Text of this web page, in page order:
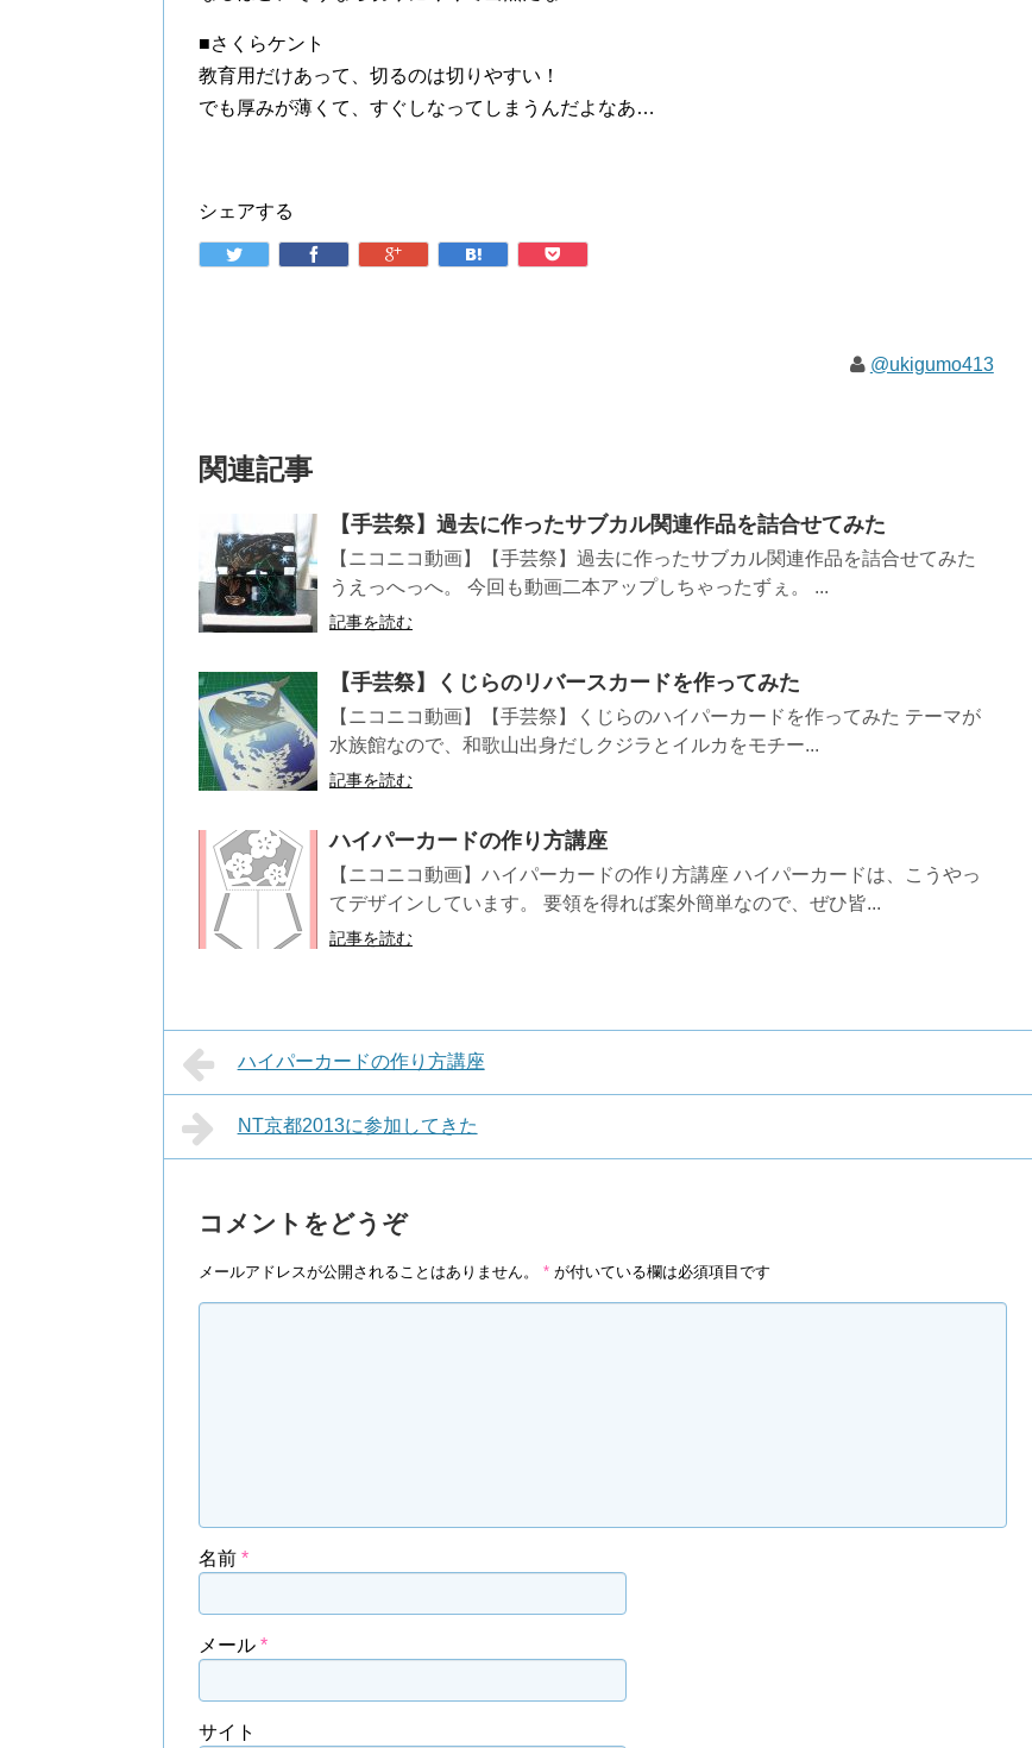
■さくらケント
教育用だけあって、切るのは切りやすい！
でも厚みが薄くて、すぐしなってしまうんだよなあ…
シェアする
@ukigumo413
関連記事
【手芸祭】過去に作ったサブカル関連作品を詰合せてみた
【ニコニコ動画】【手芸祭】過去に作ったサブカル関連作品を詰合せてみた
うえっへっへ。 今回も動画二本アップしちゃったずぇ。 ...
記事を読む
【手芸祭】くじらのリバースカードを作ってみた
【ニコニコ動画】【手芸祭】くじらのハイパーカードを作ってみた テーマが
水族館なので、和歌山出身だしクジラとイルカをモチー...
記事を読む
ハイパーカードの作り方講座
【ニコニコ動画】ハイパーカードの作り方講座 ハイパーカードは、こうやっ
てデザインしています。 要領を得れば案外簡単なので、ぜひ皆...
記事を読む
ハイパーカードの作り方講座
NT京都2013に参加してきた
コメントをどうぞ
メールアドレスが公開されることはありません。 * が付いている欄は必須項目です
名前 *
メール *
サイト